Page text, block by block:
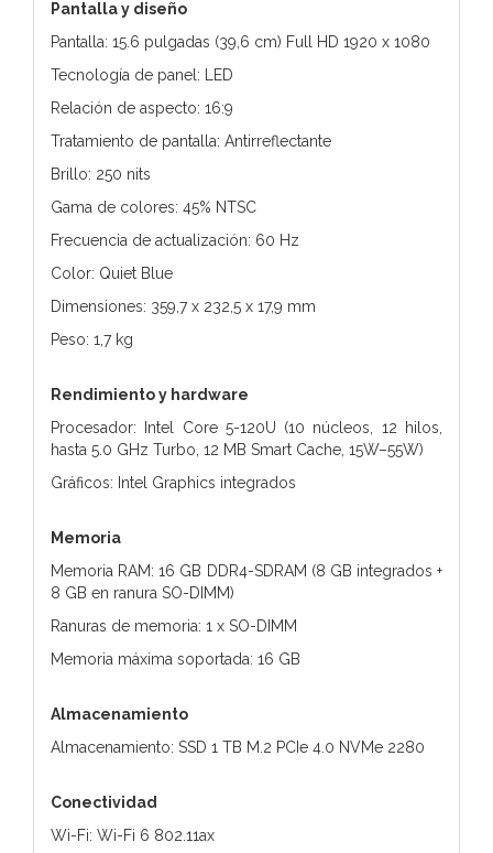
Pantalla y diseño
Pantalla: 15.6 pulgadas (39,6 cm) Full HD 1920 x 1080
Tecnología de panel: LED
Relación de aspecto: 16:9
Tratamiento de pantalla: Antirreflectante
Brillo: 250 nits
Gama de colores: 45% NTSC
Frecuencia de actualización: 60 Hz
Color: Quiet Blue
Dimensiones: 359,7 x 232,5 x 17,9 mm
Peso: 1,7 kg
Rendimiento y hardware
Procesador: Intel Core 5-120U (10 núcleos, 12 hilos,
hasta 5.0 GHz Turbo, 12 MB Smart Cache, 15W–55W)
Gráficos: Intel Graphics integrados
Memoria
Memoria RAM: 16 GB DDR4-SDRAM (8 GB integrados +
8 GB en ranura SO-DIMM)
Ranuras de memoria: 1 x SO-DIMM
Memoria máxima soportada: 16 GB
Almacenamiento
Almacenamiento: SSD 1 TB M.2 PCIe 4.0 NVMe 2280
Conectividad
Wi-Fi: Wi-Fi 6 802.11ax